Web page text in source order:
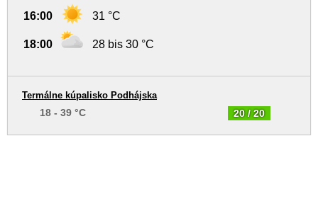
16:00 31 °C
18:00 28 bis 30 °C
20 / 20
Termálne kúpalisko Podhájska
18 - 39 °C